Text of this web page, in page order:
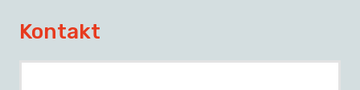
Kontakt